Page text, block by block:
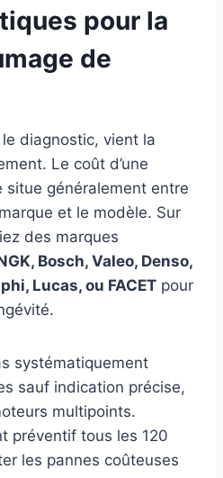
pour la
de
diagnostic, vient la
Le coût d’une
situe généralement entre
et le modèle. Sur
des marques
Bosch, Valeo, Denso,
Lucas, ou FACET pour
systématiquement
sauf indication précise,
multipoints.
préventif tous les 120
les pannes coûteuses